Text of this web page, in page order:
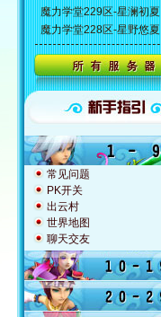
魔力学堂229区-星澜初夏
魔力学堂228区-星野悠夏
常见问题
PK开关
出云村
世界地图
聊天交友